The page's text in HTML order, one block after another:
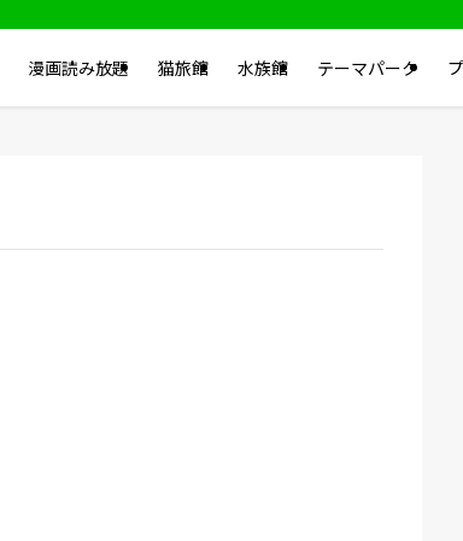
漫画読み放題 猫旅館 水族館 テーマパーク